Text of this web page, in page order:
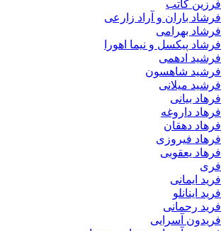
فرزین کاتب
فرشاد باران و آراد زارعی
فرشاد بهرامی
فرشاد پیکسل و نیما اهورا
فرشید ادهمی
فرشید شاهسون
فرشید میلانی
فرهاد بیانی
فرهاد داروغه
فرهاد دهقان
فرهاد فیروزی
فرهاد یعقوبی
فری
فرید ایمانی
فرید اینانلو
فرید رحمانی
فریدون آسرایی